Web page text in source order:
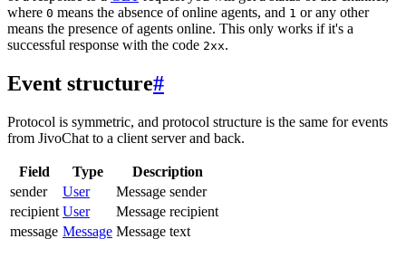
where 0 means the absence of online agents, and 1 or any other
means the presence of agents online. This only works if it's a
successful response with the code 2xx.
Event structure#
Protocol is symmetric, and protocol structure is the same for events
from JivoChat to a client server and back.
Field Type
Description
sender
User
Message sender
recipient User
Message recipient
message Message Message text